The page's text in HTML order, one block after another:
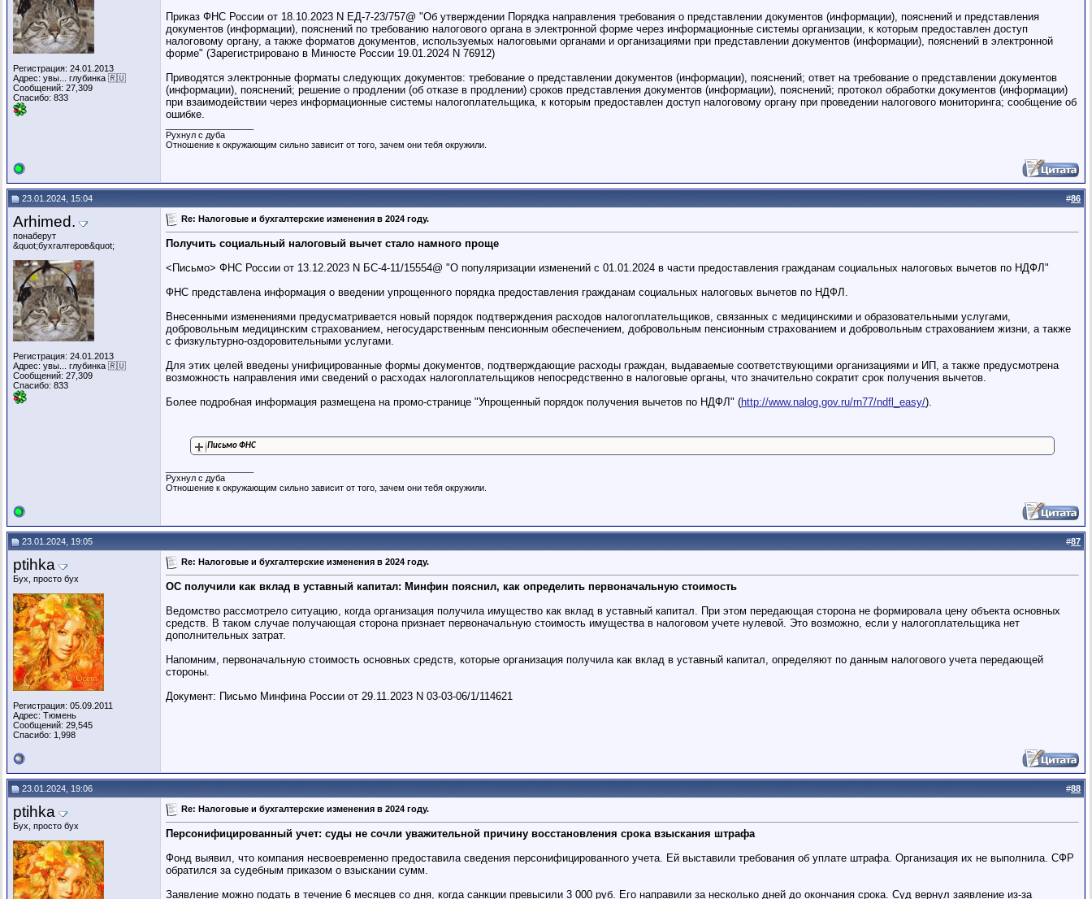
Регистрация: 24.01.2013
Адрес: увы... глубинка 🇷🇺
Сообщений: 27,309
Спасибо: 833
Приказ ФНС России от 18.10.2023 N ЕД-7-23/757@ "Об утверждении Порядка направления требования о представлении документов (информации), пояснений и представления
документов (информации), пояснений по требованию налогового органа в электронной форме через информационные системы организации, к которым предоставлен доступ
налоговому органу, а также форматов документов, используемых налоговыми органами и организациями при представлении документов (информации), пояснений в электронной
форме" (Зарегистрировано в Минюсте России 19.01.2024 N 76912)
Приводятся электронные форматы следующих документов: требование о представлении документов (информации), пояснений; ответ на требование о представлении документов
(информации), пояснений; решение о продлении (об отказе в продлении) сроков представления документов (информации), пояснений; протокол обработки документов (информации)
при взаимодействии через информационные системы налогоплательщика, к которым предоставлен доступ налоговому органу при проведении налогового мониторинга; сообщение об
ошибке.
Рухнул с дуба
Отношение к окружающим сильно зависит от того, зачем они тебя окружили.
23.01.2024, 15:04 #86
Arhimed.
понаберут
&quot;бухгалтеров&quot;
Регистрация: 24.01.2013
Адрес: увы... глубинка 🇷🇺
Сообщений: 27,309
Спасибо: 833
Re: Налоговые и бухгалтерские изменения в 2024 году.
Получить социальный налоговый вычет стало намного проще
<Письмо> ФНС России от 13.12.2023 N БС-4-11/15554@ "О популяризации изменений с 01.01.2024 в части предоставления гражданам социальных налоговых вычетов по НДФЛ"
ФНС представлена информация о введении упрощенного порядка предоставления гражданам социальных налоговых вычетов по НДФЛ.
Внесенными изменениями предусматривается новый порядок подтверждения расходов налогоплательщиков, связанных с медицинскими и образовательными услугами,
добровольным медицинским страхованием, негосударственным пенсионным обеспечением, добровольным пенсионным страхованием и добровольным страхованием жизни, а также
с физкультурно-оздоровительными услугами.
Для этих целей введены унифицированные формы документов, подтверждающие расходы граждан, выдаваемые соответствующими организациями и ИП, а также предусмотрена
возможность направления ими сведений о расходах налогоплательщиков непосредственно в налоговые органы, что значительно сократит срок получения вычетов.
Более подробная информация размещена на промо-странице "Упрощенный порядок получения вычетов по НДФЛ" (http://www.nalog.gov.ru/rn77/ndfl_easy/).
Письмо ФНС
Рухнул с дуба
Отношение к окружающим сильно зависит от того, зачем они тебя окружили.
23.01.2024, 19:05 #87
ptihka
Бух, просто бух
Регистрация: 05.09.2011
Адрес: Тюмень
Сообщений: 29,545
Спасибо: 1,998
Re: Налоговые и бухгалтерские изменения в 2024 году.
ОС получили как вклад в уставный капитал: Минфин пояснил, как определить первоначальную стоимость
Ведомство рассмотрело ситуацию, когда организация получила имущество как вклад в уставный капитал. При этом передающая сторона не формировала цену объекта основных
средств. В таком случае получающая сторона признает первоначальную стоимость имущества в налоговом учете нулевой. Это возможно, если у налогоплательщика нет
дополнительных затрат.
Напомним, первоначальную стоимость основных средств, которые организация получила как вклад в уставный капитал, определяют по данным налогового учета передающей
стороны.
Документ: Письмо Минфина России от 29.11.2023 N 03-03-06/1/114621
23.01.2024, 19:06 #88
ptihka
Бух, просто бух
Re: Налоговые и бухгалтерские изменения в 2024 году.
Персонифицированный учет: суды не сочли уважительной причину восстановления срока взыскания штрафа
Фонд выявил, что компания несвоевременно предоставила сведения персонифицированного учета. Ей выставили требования об уплате штрафа. Организация их не выполнила. СФР
обратился за судебным приказом о взыскании сумм.
Заявление можно подать в течение 6 месяцев со дня, когда санкции превысили 3 000 руб. Его направили за несколько дней до окончания срока. Суд вернул заявление из-за